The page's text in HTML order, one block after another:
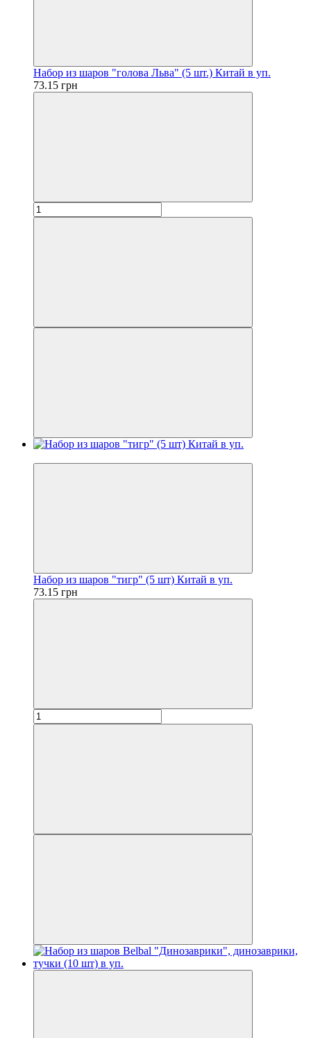
Набор из шаров "голова Льва" (5 шт.) Китай в уп.
73.15 грн
Набор из шаров "тигр" (5 шт) Китай в уп.
73.15 грн